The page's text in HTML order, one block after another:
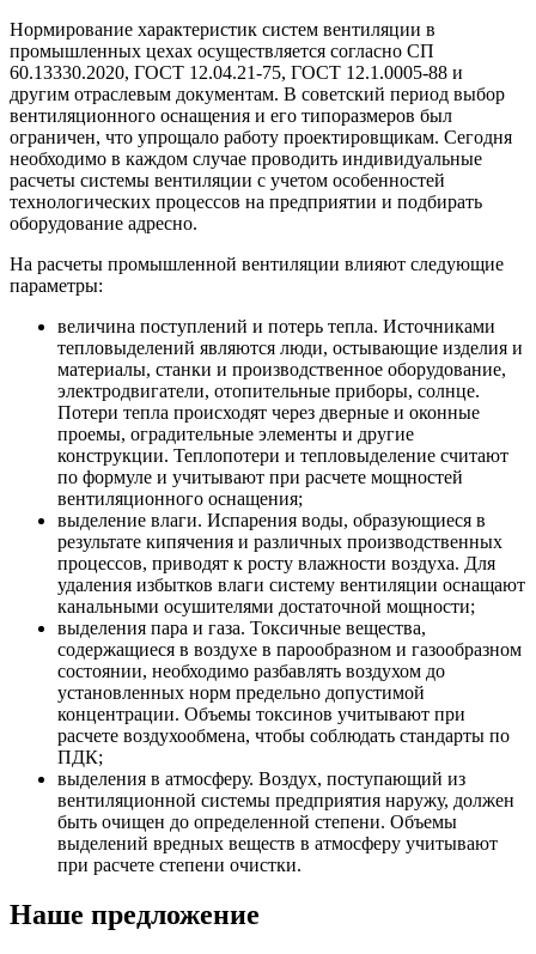
Нормирование характеристик систем вентиляции в
промышленных цехах осуществляется согласно СП
60.13330.2020, ГОСТ 12.04.21-75, ГОСТ 12.1.0005-88 и
другим отраслевым документам. В советский период выбор
вентиляционного оснащения и его типоразмеров был
ограничен, что упрощало работу проектировщикам. Сегодня
необходимо в каждом случае проводить индивидуальные
расчеты системы вентиляции с учетом особенностей
технологических процессов на предприятии и подбирать
оборудование адресно.
На расчеты промышленной вентиляции влияют следующие
параметры:
величина поступлений и потерь тепла. Источниками
тепловыделений являются люди, остывающие изделия и
материалы, станки и производственное оборудование,
электродвигатели, отопительные приборы, солнце.
Потери тепла происходят через дверные и оконные
проемы, оградительные элементы и другие
конструкции. Теплопотери и тепловыделение считают
по формуле и учитывают при расчете мощностей
вентиляционного оснащения;
выделение влаги. Испарения воды, образующиеся в
результате кипячения и различных производственных
процессов, приводят к росту влажности воздуха. Для
удаления избытков влаги систему вентиляции оснащают
канальными осушителями достаточной мощности;
выделения пара и газа. Токсичные вещества,
содержащиеся в воздухе в парообразном и газообразном
состоянии, необходимо разбавлять воздухом до
установленных норм предельно допустимой
концентрации. Объемы токсинов учитывают при
расчете воздухообмена, чтобы соблюдать стандарты по
ПДК;
выделения в атмосферу. Воздух, поступающий из
вентиляционной системы предприятия наружу, должен
быть очищен до определенной степени. Объемы
выделений вредных веществ в атмосферу учитывают
при расчете степени очистки.
Наше предложение